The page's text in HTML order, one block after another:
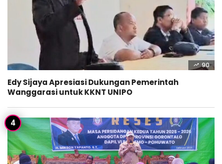
90
Edy Sijaya Apresiasi Dukungan Pemerintah
Wanggarasi untuk KKNT UNIPO